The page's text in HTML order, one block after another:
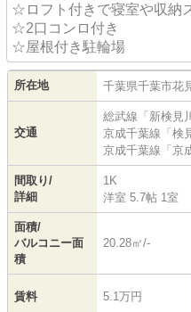
☆ロフト付きで寝室や収納
☆2口コンロ付き
☆屋根付き駐輪場
所在地 千葉県千葉市花
交通
総武線 「 新検見川
京成千葉線 「 検
京成千葉線 「 京
間取り/
詳細
1K
洋室 5.7帖 1室
面積/
バルコニー面
積
20.28㎡/-
賃料 5.1万円